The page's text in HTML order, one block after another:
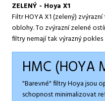
ZELENÝ - Hoya X1
Filtr HOYA X1 (zelený)
oblohy. To zvýrazní zelené
filtry nemají tak výrazný
HMC (HOYA
"Barevné" filtry Hoya jsou
schopnost minimalizovat